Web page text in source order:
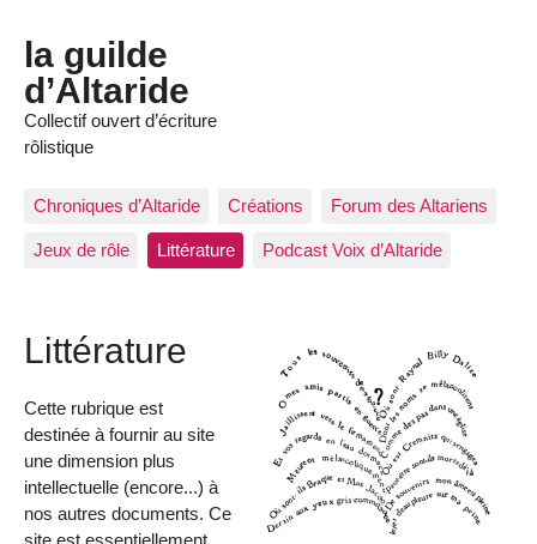
la guilde
d’Altaride
Collectif ouvert d’écriture
rôlistique
Chroniques d’Altaride Créations Forum des Altariens
Jeux de rôle Littérature Podcast Voix d’Altaride
Littérature
Cette rubrique est
destinée à fournir au site
une dimension plus
intellectuelle (encore...) à
nos autres documents. Ce
site est essentiellement